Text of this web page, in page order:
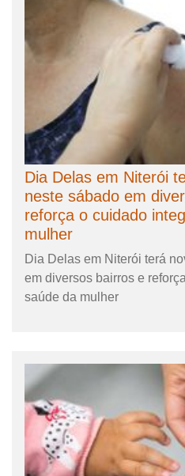
Dia Delas em Niterói
neste sábado em
reforça o cuidado
mulher
Dia Delas em Niterói terá
em diversos bairros e
saúde da mulher